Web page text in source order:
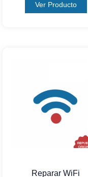
Ver Producto
Reparar WiFi